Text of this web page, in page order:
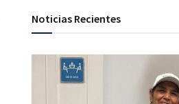
Noticias Recientes